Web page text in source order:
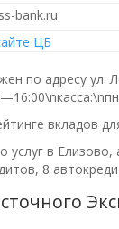
bank.ru
ЦБ
по адресу ул.
вкладов
в
8